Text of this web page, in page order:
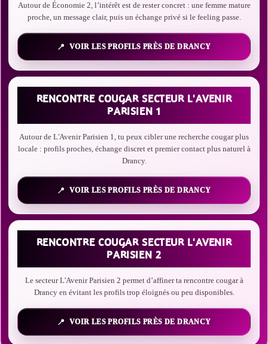
Autour de Économie 2, l’intérêt est de rester concret : une femme mature
proche, un message clair, puis un échange privé si le feeling passe.
VOIR LES PROFILS PRÈS DE DRANCY
RENCONTRE COUGAR SECTEUR L'AVENIR
PARISIEN 1
Autour de L'Avenir Parisien 1, tu peux cibler une recherche cougar plus
locale : profils proches, échange discret et premier contact plus naturel à
Drancy.
VOIR LES PROFILS PRÈS DE DRANCY
RENCONTRE COUGAR SECTEUR L'AVENIR
PARISIEN 2
Le secteur L'Avenir Parisien 2 permet d’affiner ta rencontre cougar à
Drancy en évitant les profils trop éloignés ou peu disponibles.
VOIR LES PROFILS PRÈS DE DRANCY